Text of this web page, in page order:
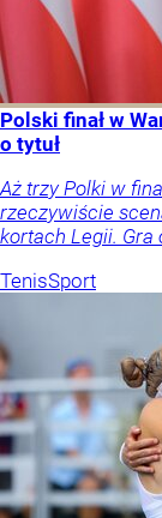
Polski finał w
o tytuł
Aż trzy Polki w
rzeczywiście
kortach Legii. Gra
TenisSport